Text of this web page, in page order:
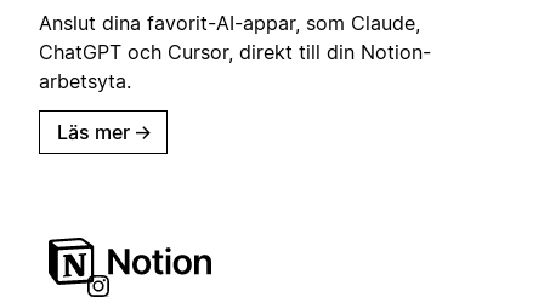
Anslut dina favorit-AI-appar, som Claude,
ChatGPT och Cursor, direkt till din Notion-
arbetsyta.
Läs mer →